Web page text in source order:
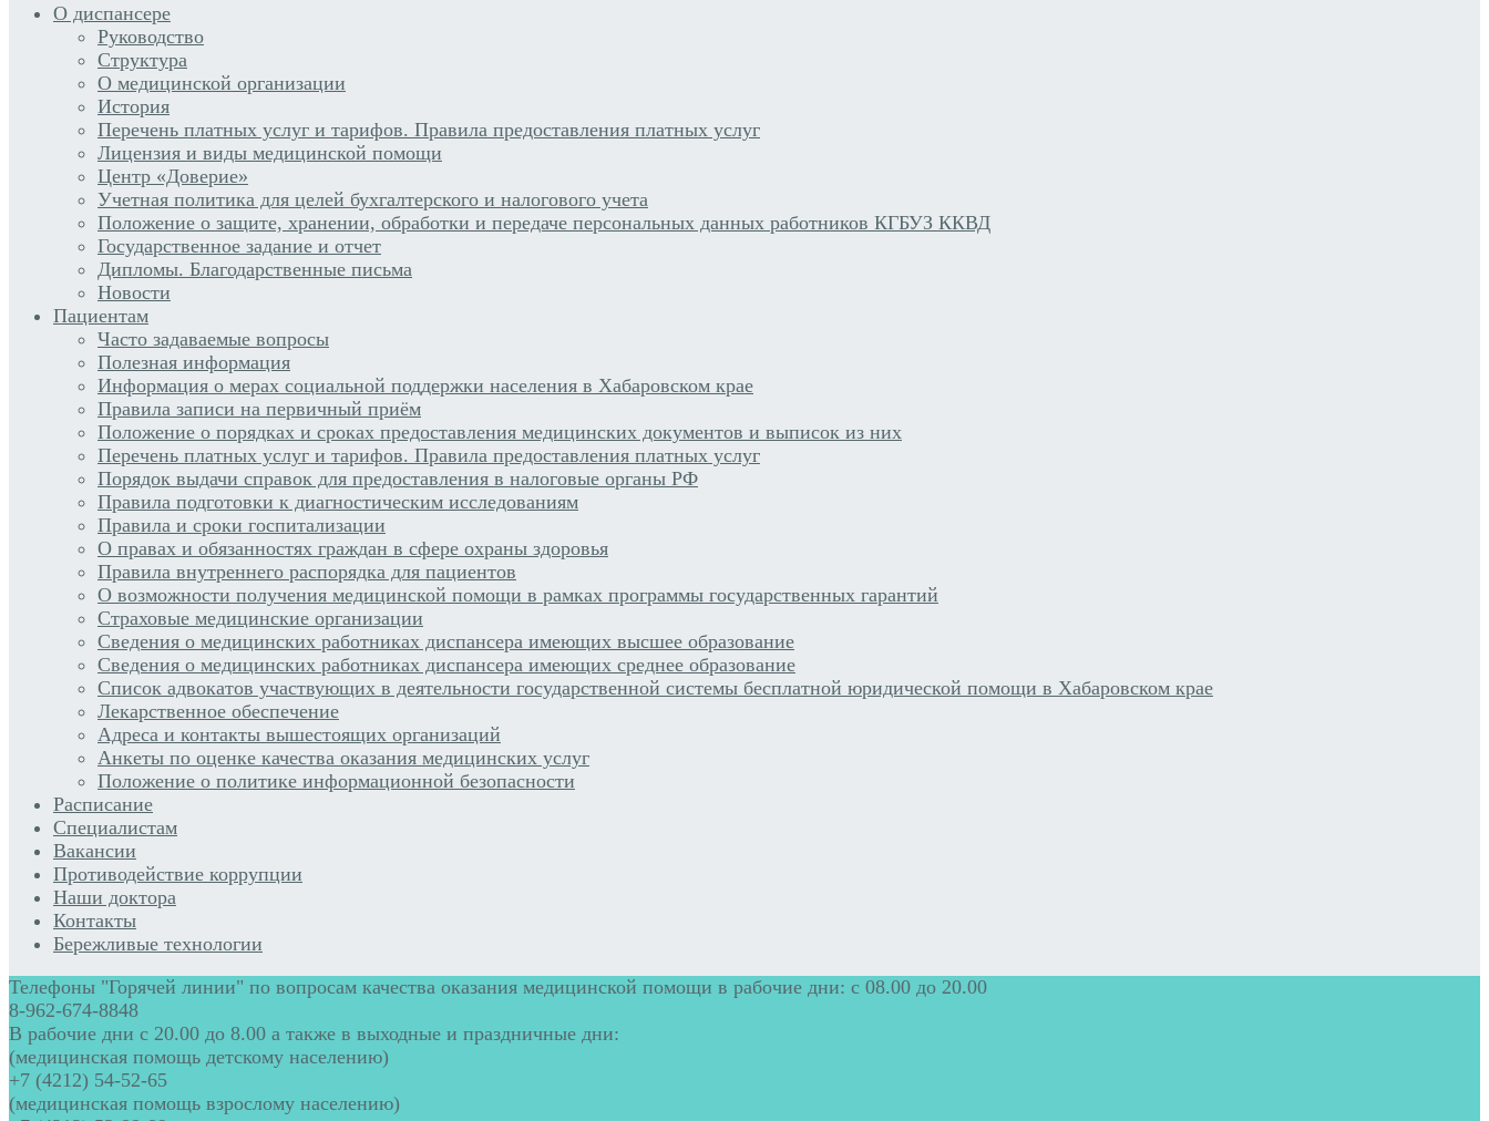
О диспансере
Руководство
Структура
О медицинской организации
История
Перечень платных услуг и тарифов. Правила предоставления платных услуг
Лицензия и виды медицинской помощи
Центр «Доверие»
Учетная политика для целей бухгалтерского и налогового учета
Положение о защите, хранении, обработки и передаче персональных данных работников КГБУЗ ККВД
Государственное задание и отчет
Дипломы. Благодарственные письма
Новости
Пациентам
Часто задаваемые вопросы
Полезная информация
Информация о мерах социальной поддержки населения в Хабаровском крае
Правила записи на первичный приём
Положение о порядках и сроках предоставления медицинских документов и выписок из них
Перечень платных услуг и тарифов. Правила предоставления платных услуг
Порядок выдачи справок для предоставления в налоговые органы РФ
Правила подготовки к диагностическим исследованиям
Правила и сроки госпитализации
О правах и обязанностях граждан в сфере охраны здоровья
Правила внутреннего распорядка для пациентов
О возможности получения медицинской помощи в рамках программы государственных гарантий
Страховые медицинские организации
Сведения о медицинских работниках диспансера имеющих высшее образование
Сведения о медицинских работниках диспансера имеющих среднее образование
Список адвокатов участвующих в деятельности государственной системы бесплатной юридической помощи в Хабаровском крае
Лекарственное обеспечение
Адреса и контакты вышестоящих организаций
Анкеты по оценке качества оказания медицинских услуг
Положение о политике информационной безопасности
Расписание
Специалистам
Вакансии
Противодействие коррупции
Наши доктора
Контакты
Бережливые технологии
Телефоны "Горячей линии" по вопросам качества оказания медицинской помощи в рабочие дни: с 08.00 до 20.00
8-962-674-8848
В рабочие дни с 20.00 до 8.00 а также в выходные и праздничные дни:
(медицинская помощь детскому населению)
+7 (4212) 54-52-65
(медицинская помощь взрослому населению)